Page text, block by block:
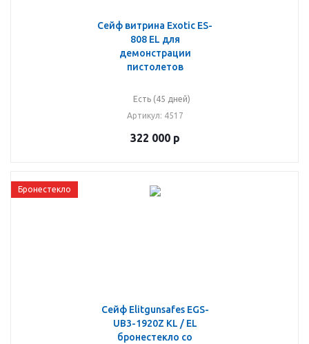
Сейф витрина Exotic ES-
808 EL для
демонстрации
пистолетов
Есть (45 дней)
Артикул: 4517
322 000р
Бронестекло
Сейф Elitgunsafes EGS-
UB3-1920Z KL / EL
бронестекло со